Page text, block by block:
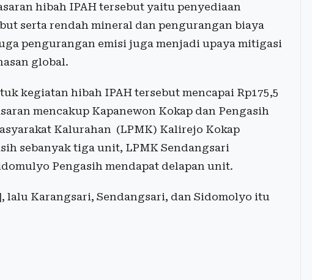
hibah IPAH tersebut yaitu penyediaan
serta rendah mineral dan pengurangan biaya
pengurangan emisi juga menjadi upaya mitigasi
global.
kegiatan hibah IPAH tersebut mencapai Rp175,5
mencakup Kapanewon Kokap dan Pengasih
Kalurahan (LPMK) Kalirejo Kokap
sebanyak tiga unit, LPMK Sendangsari
Pengasih mendapat delapan unit.
Karangsari, Sendangsari, dan Sidomolyo itu